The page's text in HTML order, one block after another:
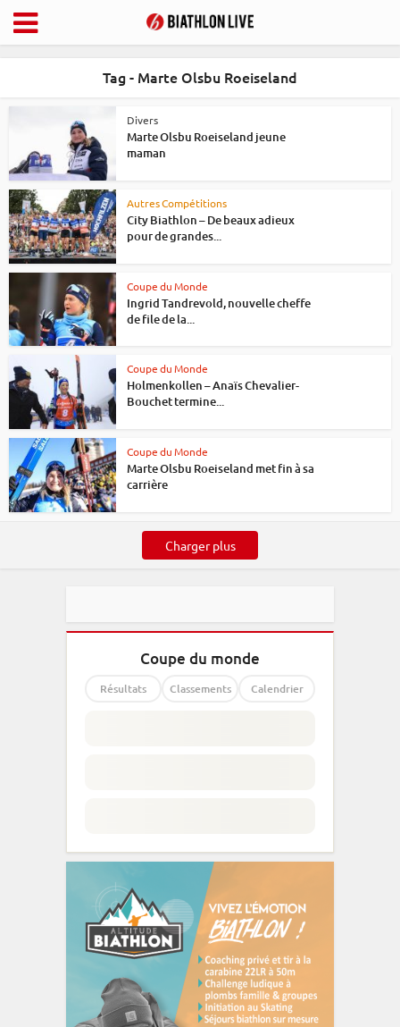
Tag - Marte Olsbu Roeiseland
Divers
Marte Olsbu Roeiseland jeune
maman
Autres Compétitions
City Biathlon – De beaux adieux
pour de grandes...
Coupe du Monde
Ingrid Tandrevold, nouvelle cheffe
de file de la...
Coupe du Monde
Holmenkollen – Anaïs Chevalier-
Bouchet termine...
Coupe du Monde
Marte Olsbu Roeiseland met fin à sa
carrière
Charger plus
Coupe du monde
Résultats Classements Calendrier